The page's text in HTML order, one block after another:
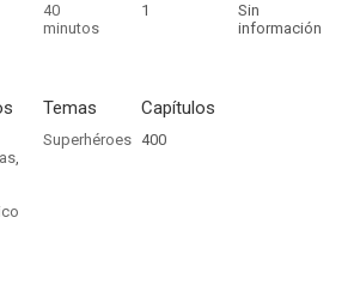
40
minutos
1
Sin
información
,
Temas
Superhéroes
Capítulos
400